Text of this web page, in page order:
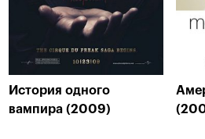
История одного
вампира (2009)